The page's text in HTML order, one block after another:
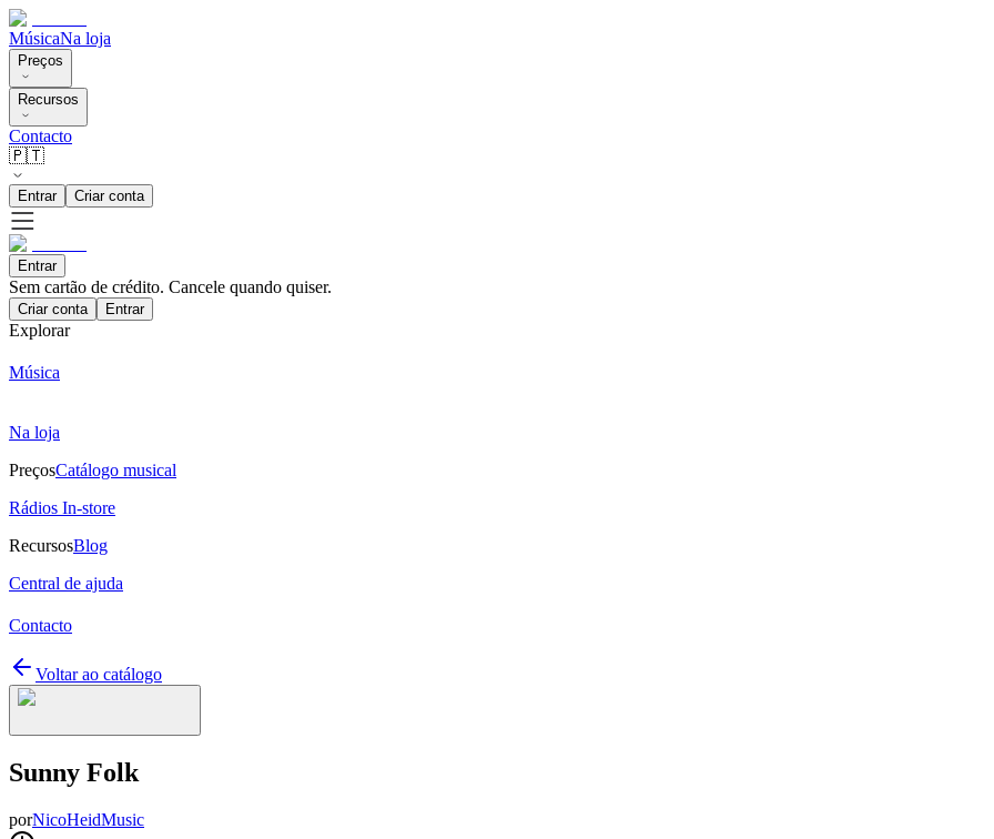
MúsicaNa loja
Preços
Recursos
Contacto
🇵🇹
Entrar Criar conta
Entrar
Sem cartão de crédito. Cancele quando quiser.
Criar conta Entrar
Explorar
Música
Na loja
PreçosCatálogo musical
Rádios In-store
RecursosBlog
Central de ajuda
Contacto
Voltar ao catálogo
Sunny Folk
porNicoHeidMusic